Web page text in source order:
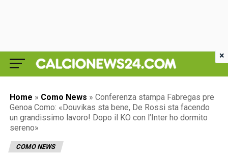
Home » Como News » Conferenza stampa Fabregas pre
Genoa Como: «Douvikas sta bene, De Rossi sta facendo
un grandissimo lavoro! Dopo il KO con l’Inter ho dormito
sereno»
COMO NEWS
×